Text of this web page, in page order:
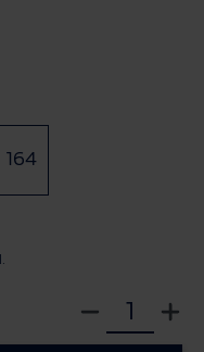
164
W